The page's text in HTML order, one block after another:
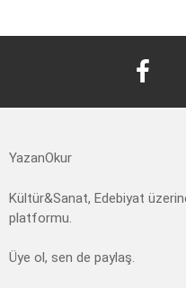
YazanOkur
Kültür&Sanat, Edebiyat
platformu.
Üye ol, sen de paylaş.